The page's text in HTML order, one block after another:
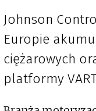
Johnson
Europie
ciężarowych
platformy